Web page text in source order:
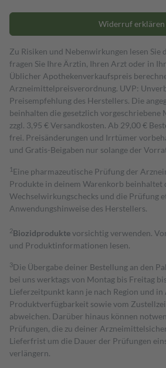
Widerruf erklären
Zu Risiken und Nebenwirkungen lesen Sie
fragen Sie Ihre Ärztin, Ihren Arzt oder in
Üblicher Apothekenverkaufspreis
Arzneimittelpreisverordnung. UVP:
Preisempfehlung des Herstellers. Die
beinhalten die gesetzlich vorgeschriebene
zzgl. 3,95 € Versandkosten. Ab 29,00 €
frei. Preisänderungen und Irrtümer
und Gratis-Beigaben nur solange der
1 Eine pharmazeutische Prüfung der
Produkte in deinem Warenkorb
Wechselwirkungschecks und die Prüfung
Anwendungshinweise des Herstellers.
2Biozidproduktevorsichtig verwenden.
und Produktinformationen lesen.
3Die Übergabe deiner Bestellung an den
bei uns werktags von Montag bis Freitag
Lieferzeitpunkt kann je nach Region und
Produktverfügbarkeit sowie vom
abweichen. Darüber hinaus können
Prüfungen, die zu deiner
Lieferfrist um die Dauer der Prüfungen
verlängern.